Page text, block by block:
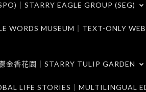
｜STARRY EAGLE GROUP (SEG)
WORDS MUSEUM｜TEXT-ONLY
金香花園｜STARRY TULIP GARDEN
LIFE STORIES｜MULTILINGUAL